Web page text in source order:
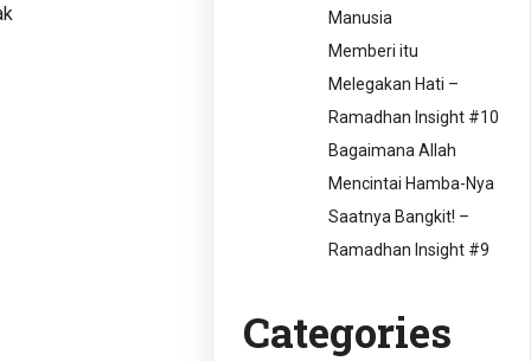
Manusia
Memberi itu
Melegakan Hati –
Ramadhan Insight #10
Bagaimana Allah
Mencintai Hamba-Nya
Saatnya Bangkit! –
Ramadhan Insight #9
Categories